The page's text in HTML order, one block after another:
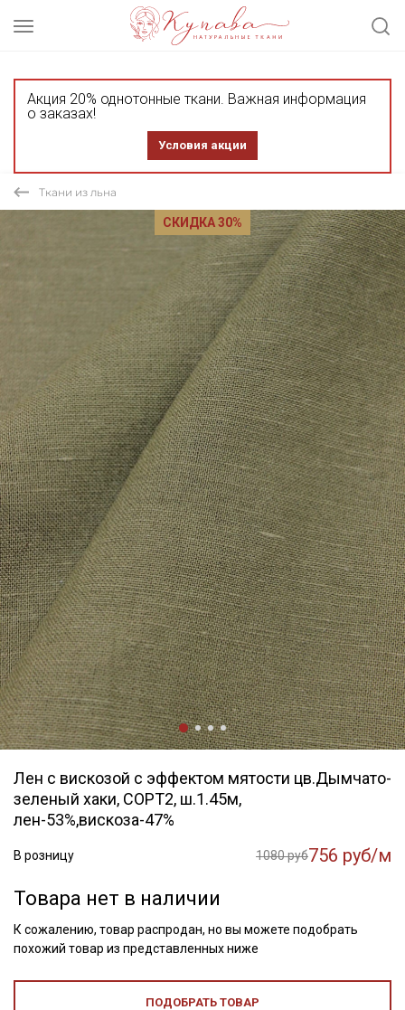
Акция 20% однотонные ткани. Важная информация
о заказах!
Условия акции
Ткани из льна
СКИДКА 30%
Лен с вискозой с эффектом мятости цв.Дымчато-
зеленый хаки, СОРТ2, ш.1.45м,
лен-53%,вискоза-47%
В розницу 1080 руб756 руб/м
Товара нет в наличии
К сожалению, товар распродан, но вы можете подобрать
похожий товар из представленных ниже
ПОДОБРАТЬ ТОВАР